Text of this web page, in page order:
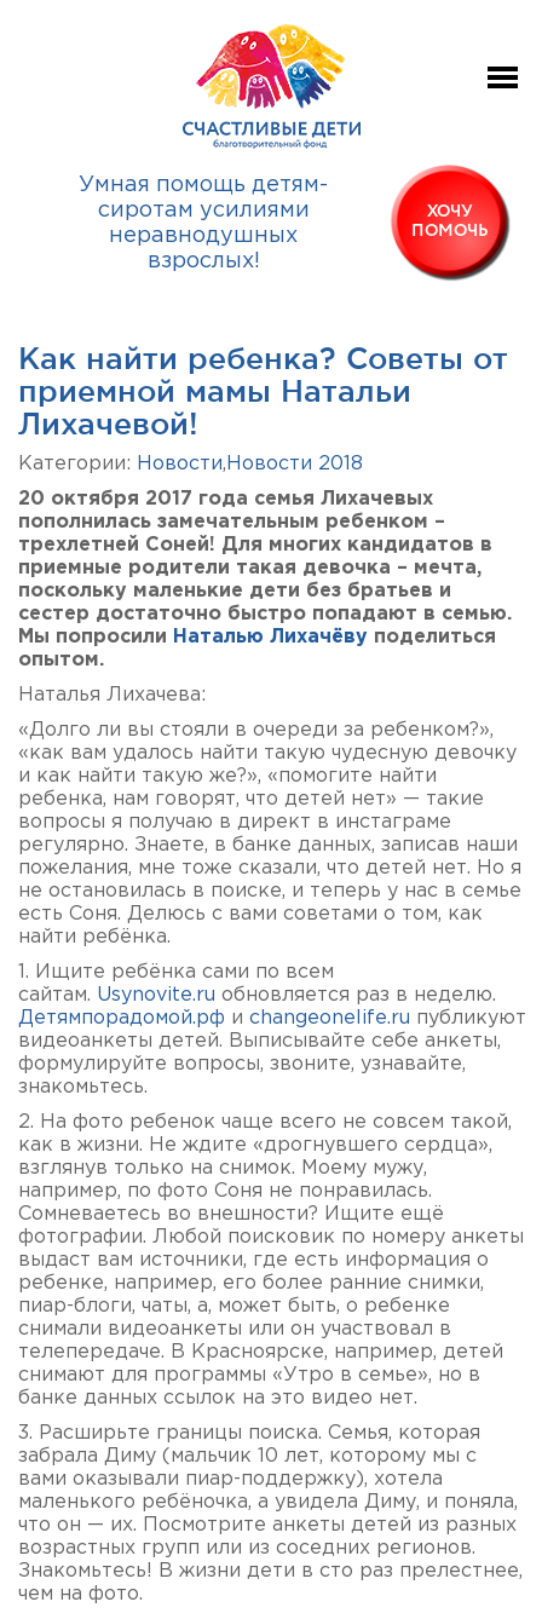
Умная помощь детям-
сиротам усилиями
неравнодушных
взрослых!
ХОЧУ
ПОМОЧЬ
Как найти ребенка? Советы от
приемной мамы Натальи
Лихачевой!
Категории: Новости, Новости 2018
20 октября 2017 года семья Лихачевых
пополнилась замечательным ребенком –
трехлетней Соней! Для многих кандидатов в
приемные родители такая девочка – мечта,
поскольку маленькие дети без братьев и
сестер достаточно быстро попадают в семью.
Мы попросили Наталью Лихачёву поделиться
опытом.
Наталья Лихачева:
«Долго ли вы стояли в очереди за ребенком?»,
«как вам удалось найти такую чудесную девочку
и как найти такую же?», «помогите найти
ребенка, нам говорят, что детей нет» — такие
вопросы я получаю в директ в инстаграме
регулярно. Знаете, в банке данных, записав наши
пожелания, мне тоже сказали, что детей нет. Но я
не остановилась в поиске, и теперь у нас в семье
есть Соня. Делюсь с вами советами о том, как
найти ребёнка.
1. Ищите ребёнка сами по всем
сайтам. Usynovite.ru обновляется раз в неделю.
Детямпорадомой.рф и changeonelife.ru публикуют
видеоанкеты детей. Выписывайте себе анкеты,
формулируйте вопросы, звоните, узнавайте,
знакомьтесь.
2. На фото ребенок чаще всего не совсем такой,
как в жизни. Не ждите «дрогнувшего сердца»,
взглянув только на снимок. Моему мужу,
например, по фото Соня не понравилась.
Сомневаетесь во внешности? Ищите ещё
фотографии. Любой поисковик по номеру анкеты
выдаст вам источники, где есть информация о
ребенке, например, его более ранние снимки,
пиар-блоги, чаты, а, может быть, о ребенке
снимали видеоанкеты или он участвовал в
телепередаче. В Красноярске, например, детей
снимают для программы «Утро в семье», но в
банке данных ссылок на это видео нет.
3. Расширьте границы поиска. Семья, которая
забрала Диму (мальчик 10 лет, которому мы с
вами оказывали пиар-поддержку), хотела
маленького ребёночка, а увидела Диму, и поняла,
что он — их. Посмотрите анкеты детей из разных
возрастных групп или из соседних регионов.
Знакомьтесь! В жизни дети в сто раз прелестнее,
чем на фото.